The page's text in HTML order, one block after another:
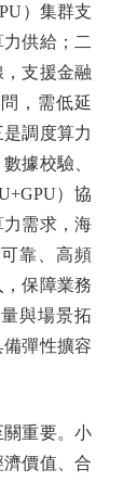
）集群支
供給；二
支援金融
，需低延
調度算力
據校驗、
）協
力需求，海
靠、高頻
保障業務
與場景拓
彈性擴容
重要。小
價值、合